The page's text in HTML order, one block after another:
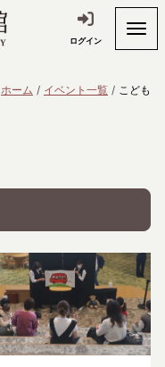
ログイン
ホーム イベント一覧 こども